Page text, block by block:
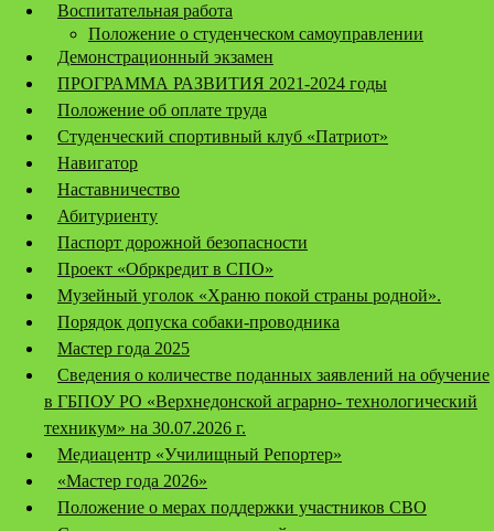
Воспитательная работа
Положение о студенческом самоуправлении
Демонстрационный экзамен
ПРОГРАММА РАЗВИТИЯ 2021-2024 годы
Положение об оплате труда
Студенческий спортивный клуб «Патриот»
Навигатор
Наставничество
Абитуриенту
Паспорт дорожной безопасности
Проект «Обркредит в СПО»
Музейный уголок «Храню покой страны родной».
Порядок допуска собаки-проводника
Мастер года 2025
Сведения о количестве поданных заявлений на обучение
в ГБПОУ РО «Верхнедонской аграрно- технологический
техникум» на 30.07.2026 г.
Медиацентр «Училищный Репортер»
«Мастер года 2026»
Положение о мерах поддержки участников СВО